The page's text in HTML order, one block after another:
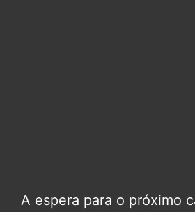
A espera para o próximo